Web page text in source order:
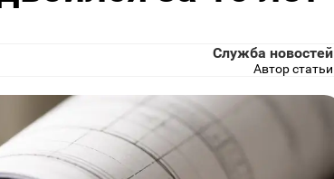
Служба новостей
Автор статьи